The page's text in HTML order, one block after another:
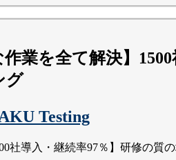
作業を全て解決】
グ
Testing
社導入・継続率97％】研修の質